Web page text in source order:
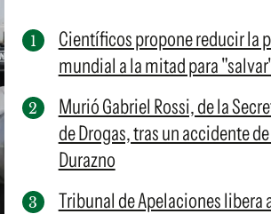
Científicos propone reducir la
mundial a la mitad para
Murió Gabriel Rossi, de la
de Drogas, tras un accidente
Durazno
Tribunal de Apelaciones libera